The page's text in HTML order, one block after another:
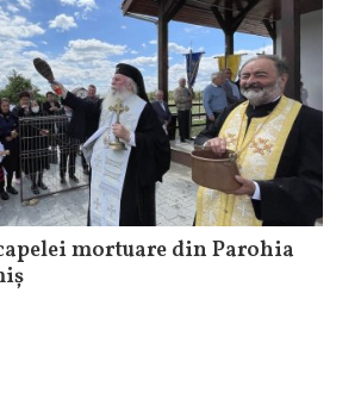
mortuare din Parohia